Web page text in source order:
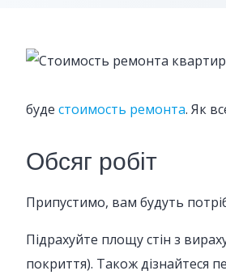
буде стоимость ремонта. Як
Обсяг робіт
Припустимо, вам будуть
Підрахуйте площу стін з
покриття). Також дізнайтеся